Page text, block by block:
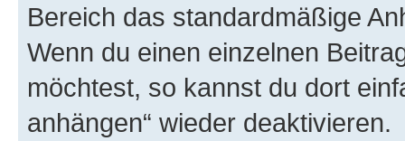
Bereich das standardmäßige
Wenn du einen einzelnen
möchtest, so kannst du dort
anhängen“ wieder deaktivieren.